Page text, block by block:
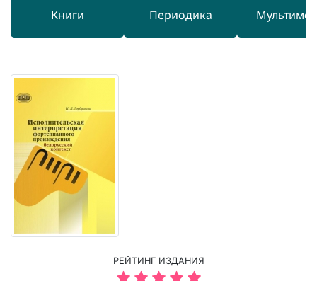
Книги Периодика
РЕЙТИНГ ИЗДАНИЯ